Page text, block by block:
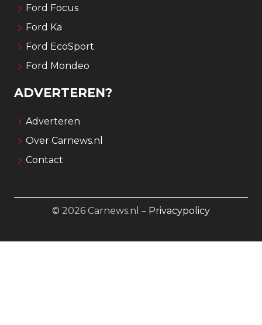
Ford Focus
Ford Ka
Ford EcoSport
Ford Mondeo
ADVERTEREN?
Adverteren
Over Carnews.nl
Contact
© 2026 Carnews.nl – Privacypolicy